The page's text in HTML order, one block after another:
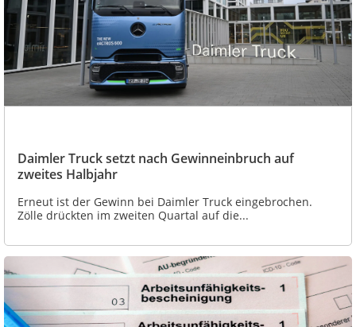
Daimler Truck setzt nach Gewinneinbruch auf
zweites Halbjahr
Erneut ist der Gewinn bei Daimler Truck eingebrochen.
Zölle drückten im zweiten Quartal auf die...